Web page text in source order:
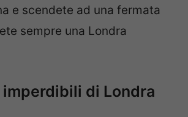
e scendete ad una fermata
sempre una Londra
imperdibili di Londra